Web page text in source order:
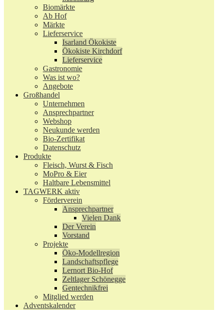
Biomärkte
Ab Hof
Märkte
Lieferservice
Isarland Ökokiste
Ökokiste Kirchdorf
Lieferservice
Gastronomie
Was ist wo?
Angebote
Großhandel
Unternehmen
Ansprechpartner
Webshop
Neukunde werden
Bio-Zertifikat
Datenschutz
Produkte
Fleisch, Wurst & Fisch
MoPro & Eier
Haltbare Lebensmittel
TAGWERK aktiv
Förderverein
Ansprechpartner
Vielen Dank
Der Verein
Vorstand
Projekte
Öko-Modellregion
Landschaftspflege
Lernort Bio-Hof
Zeltlager Schönegge
Gentechnikfrei
Mitglied werden
Adventskalender